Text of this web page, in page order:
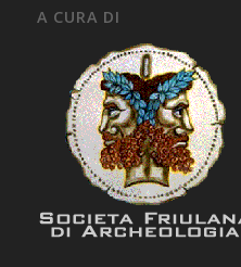
A CURA DI